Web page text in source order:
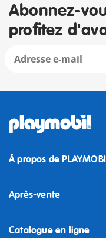
Abonnez-
profitez
À propos de
Après-vente
Catalogue en ligne